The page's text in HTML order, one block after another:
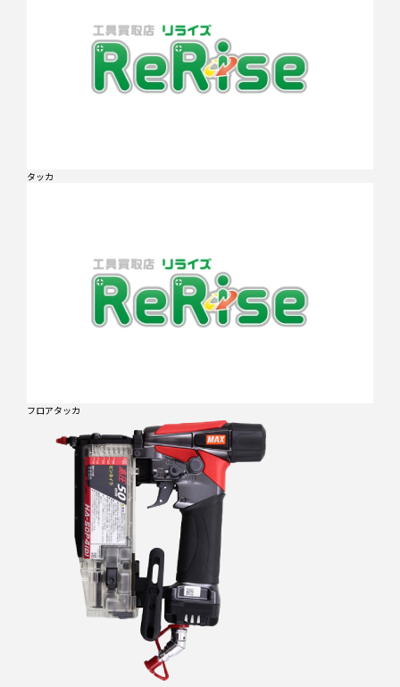
タッカ
フロアタッカ